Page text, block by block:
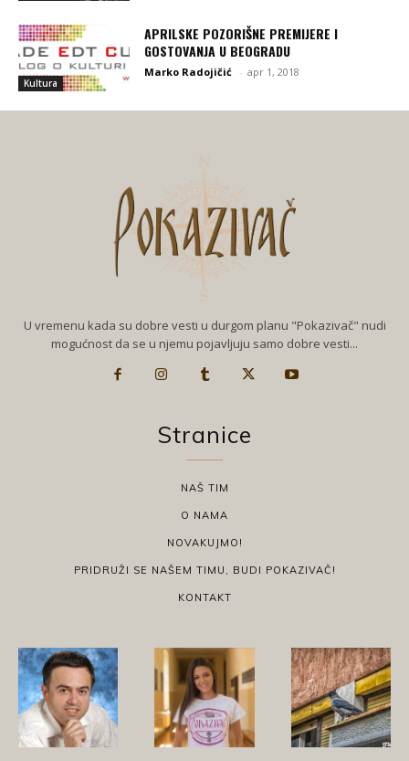
Kultura
APRILSKE POZORIŠNE PREMIJERE I
GOSTOVANJA U BEOGRADU
Marko Radojičić - apr 1, 2018
U vremenu kada su dobre vesti u durgom planu "Pokazivač" nudi
mogućnost da se u njemu pojavljuju samo dobre vesti...
Stranice
NAŠ TIM
O NAMA
NOVAKUJMO!
PRIDRUŽI SE NAŠEM TIMU, BUDI POKAZIVAČ!
KONTAKT